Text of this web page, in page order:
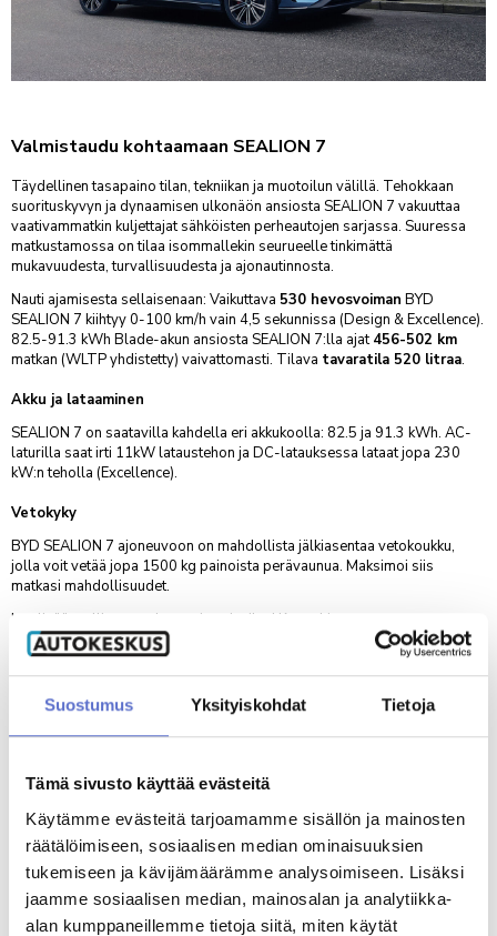
Suostumus Yksityiskohdat Tietoja
Tämä sivusto käyttää evästeitä
Käytämme evästeitä tarjoamamme sisällön ja mainosten
räätälöimiseen, sosiaalisen median ominaisuuksien
tukemiseen ja kävijämäärämme analysoimiseen. Lisäksi
jaamme sosiaalisen median, mainosalan ja analytiikka-
alan kumppaneillemme tietoja siitä, miten käytät
PEUGEOT
VARAA VIDEOTAPAAMINEN
OSTA RENKAAT
VARAA RENKAANVAIHTO/SÄILYTYS
MÄÄRÄAIKAISHUOLTO
NOUTO- JA PALAUTUSPALVELU
RENGASPALVELUT
TUO & NOUDA 24/7 -AUTOMAATTI
HUOLLON RAHOITUS
VARUSTEET
VARAOSAKYSELY
LENTOHUOLTO
KATSASTUS
SIJAISAUTO
PESUPALVELU
TARJOUKSET
KAIKKI HUOLLON PALVELUT
VARAA KOLARIKORJAUS
VARAA LASINVAIHTO- TAI KORJAUS
KOLARIKORJAAMO
TUULILASIT & KIVENISKEMÄN KORJAUKSET
SMART-KOLHUNOIKAISU
TARJOUKSET
YHTEYSTIEDOT
AUTOKESKUS KONALA
FORDSTORE AUTOKESKUS KONALA
Ristipellontie 5, Helsinki
AUTOKESKUS AIRPORT
Silvastintie 4, Vantaa
AUTOKESKUS TAMPERE
Hatanpään Valtatie 44-46, Tampere
AUTOKESKUS HÄMEENLINNA
Uhrikivenkatu 11, Hämeenlinna
AUTOKESKUS RAISIO
Haunistentie 15, Raisio
AUTOKESKUS TURKU
Munkkionkuja 1, Turku
AUTOKESKUS HYVINKÄÄ
Mäkikuumolantie 20, Hyvinkää
AUTOKESKUS OLARI (ESPOO)
Haltilanniitty 4, Espoo
Yritysmyynti
Hallinto
Markkinointi & viestintä
Laskutustiedot
Reklamaatio
PALVELUHAKU
MATERIAALIPANKKI
LASKUTUSTIEDOT
Nämä aiheet löydätLiikkeessä-sivustoltamme:
BLOGI
UUTISET & TIEDOTTEET
URA & AVOIMET TYÖPAIKAT
VASTUULLISUUS
TILAA UUTISKIRJE
Valmistaudu kohtaamaan SEALION 7
Täydellinen tasapaino tilan, tekniikan ja muotoilun välillä. Tehokkaan
suorituskyvyn ja dynaamisen ulkonäön ansiosta SEALION 7 vakuuttaa
vaativammatkin kuljettajat sähköisten perheautojen sarjassa. Suuressa
matkustamossa on tilaa isommallekin seurueelle tinkimättä
mukavuudesta, turvallisuudesta ja ajonautinnosta.
Nauti ajamisesta sellaisenaan: Vaikuttava 530 hevosvoiman BYD
SEALION 7 kiihtyy 0-100 km/h vain 4,5 sekunnissa (Design & Excellence).
82.5-91.3 kWh Blade-akun ansiosta SEALION 7:lla ajat456-502 km
matkan (WLTP yhdistetty) vaivattomasti. Tilava tavaratila 520 litraa.
Akku ja lataaminen
SEALION 7 on saatavilla kahdella eri akkukoolla: 82.5 ja 91.3 kWh. AC-
laturilla saat irti 11kW lataustehon ja DC-latauksessa lataat jopa 230
kW:n teholla (Excellence).
Vetokyky
BYD SEALION 7 ajoneuvoon on mahdollista jälkiasentaa vetokoukku,
jolla voit vetää jopa 1500 kg painoista perävaunua. Maksimoi siis
matkasi mahdollisuudet.
Lue lisää mallista maahantuojan sivuilta
| Katso hinnasto
Nyt vain Autokeskuksesta erään SEALION 7 -malleja 0
VARAA KOEAJO